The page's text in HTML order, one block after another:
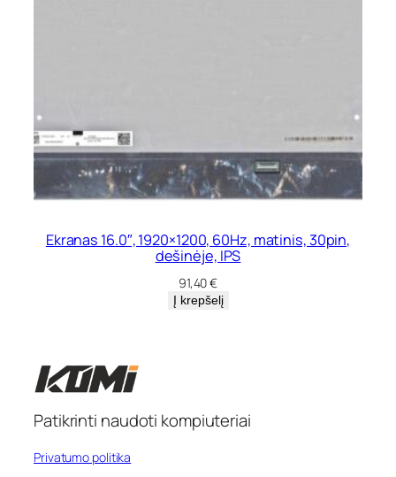
Ekranas 16.0″, 1920×1200, 60Hz, matinis, 30pin,
dešinėje, IPS
91,40€
Į krepšelį
Patikrinti naudoti kompiuteriai
Privatumo politika